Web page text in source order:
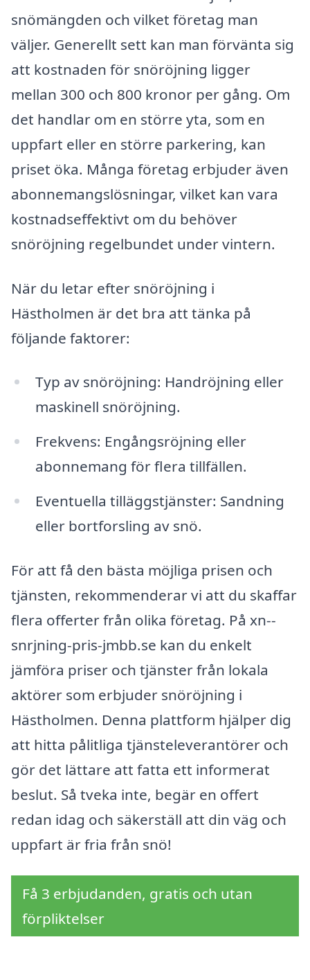
snömängden och vilket företag man
väljer. Generellt sett kan man förvänta sig
att kostnaden för snöröjning ligger
mellan 300 och 800 kronor per gång. Om
det handlar om en större yta, som en
uppfart eller en större parkering, kan
priset öka. Många företag erbjuder även
abonnemangslösningar, vilket kan vara
kostnadseffektivt om du behöver
snöröjning regelbundet under vintern.
När du letar efter snöröjning i
Hästholmen är det bra att tänka på
följande faktorer:
Typ av snöröjning: Handröjning eller
maskinell snöröjning.
Frekvens: Engångsröjning eller
abonnemang för flera tillfällen.
Eventuella tilläggstjänster: Sandning
eller bortforsling av snö.
För att få den bästa möjliga prisen och
tjänsten, rekommenderar vi att du skaffar
flera offerter från olika företag. På xn--
snrjning-pris-jmbb.se kan du enkelt
jämföra priser och tjänster från lokala
aktörer som erbjuder snöröjning i
Hästholmen. Denna plattform hjälper dig
att hitta pålitliga tjänsteleverantörer och
gör det lättare att fatta ett informerat
beslut. Så tveka inte, begär en offert
redan idag och säkerställ att din väg och
uppfart är fria från snö!
Få 3 erbjudanden, gratis och utan
förpliktelser